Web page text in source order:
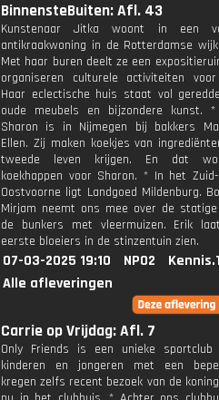
BinnensteBuiten: Afl. 43
Kunstenaar Jitka woont in een
antikraakwoning in de Rotterdamse
Met haar buren deelt ze een
organiseren culturele activiteiten
Haar eclectische huis staat vol
oude meubels en bijzondere kunst. *
Sharon is in Nijmegen bij bakkers
Ellen. Zij maken koekjes van
tweede leven krijgen. En dat
koekhappen voor Sharon. * In het Zuid-
Oostvoorne ligt Landgoed Mildenburg.
Mirjam neemt ons mee over de
de bunkers met vleermuizen. Erik
eerste bloeiers in de stinzentuin zien.
07-03-2025 19:10 NPO2
Alle afleveringen
Carrie op Vrijdag: Afl. 7
Only Friends is een unieke
kinderen en jongeren met een
kregen zelfs recent bezoek van de